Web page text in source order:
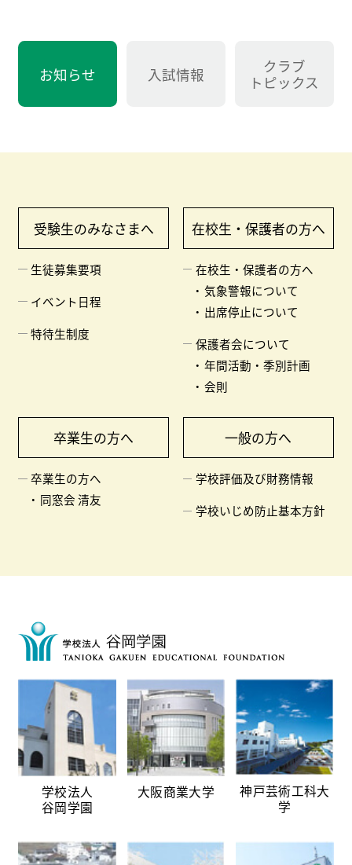
お知らせ 入試情報
クラブ
トピックス
受験生のみなさまへ
生徒募集要項
イベント日程
特待生制度
在校生・保護者の方へ
在校生・保護者の方へ
気象警報について
出席停止について
保護者会について
年間活動・季別計画
会則
卒業生の方へ
卒業生の方へ
同窓会 清友
一般の方へ
学校評価及び財務情報
学校いじめ防止基本方針
学校法人
谷岡学園
大阪商業大学
神戸芸術工科大
学